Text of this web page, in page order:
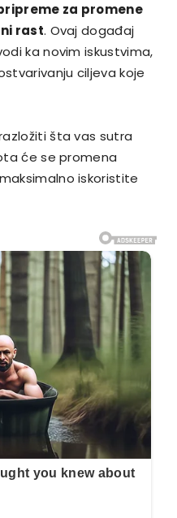
za promene
rast. Ovaj događaj
ka novim iskustvima,
ciljeva koje
šta vas sutra
će se promena
iskoristite